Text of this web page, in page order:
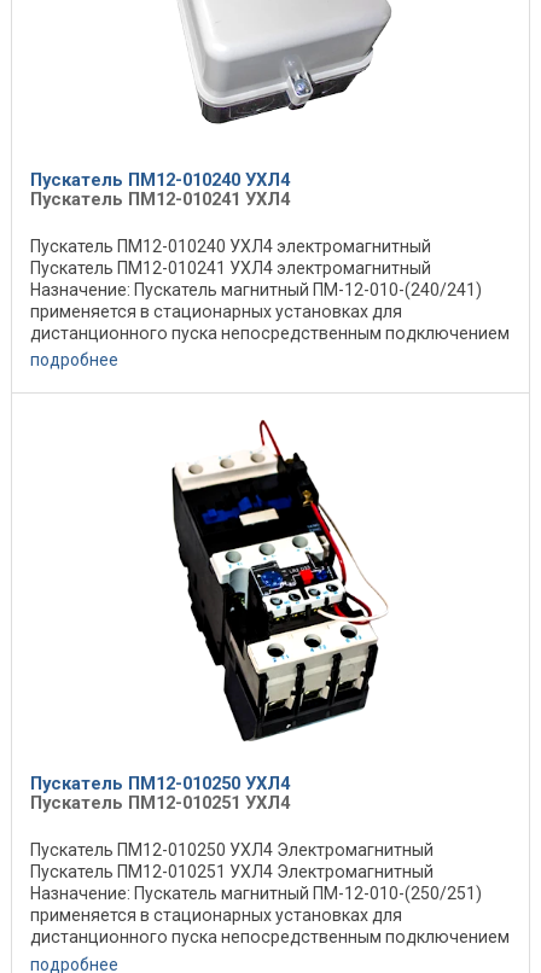
Пускатель ПМ12-010240 УХЛ4
Пускатель ПМ12-010241 УХЛ4
Пускатель ПМ12-010240 УХЛ4 электромагнитный
Пускатель ПМ12-010241 УХЛ4 электромагнитный
Назначение: Пускатель магнитный ПМ-12-010-(240/241)
применяется в стационарных установках для
дистанционного пуска непосредственным подключением
к сети, ...
подробнее
Пускатель ПМ12-010250 УХЛ4
Пускатель ПМ12-010251 УХЛ4
Пускатель ПМ12-010250 УХЛ4 Электромагнитный
Пускатель ПМ12-010251 УХЛ4 Электромагнитный
Назначение: Пускатель магнитный ПМ-12-010-(250/251)
применяется в стационарных установках для
дистанционного пуска непосредственным подключением
к сети, ...
подробнее